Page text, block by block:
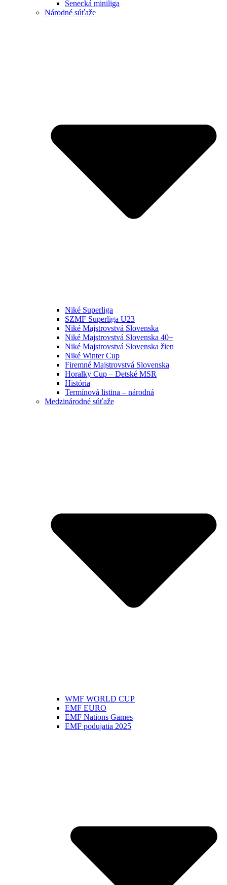
Senecká miniliga
Národné súťaže
Niké Superliga
SZMF Superliga U23
Niké Majstrovstvá Slovenska
Niké Majstrovstvá Slovenska 40+
Niké Majstrovstvá Slovenska žien
Niké Winter Cup
Firemné Majstrovstvá Slovenska
Horalky Cup – Detské MSR
História
Termínová listina – národná
Medzinárodné súťaže
WMF WORLD CUP
EMF EURO
EMF Nations Games
EMF podujatia 2025